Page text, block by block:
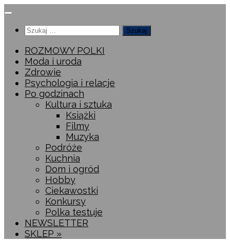
Przeskocz
treściSzukaj:
ROZMOWY POLKI
Moda i uroda
Zdrowie
Psychologia i relacje
Po godzinach
Kultura i sztuka
Książki
Filmy
Muzyka
Podróże
Kuchnia
Dom i ogród
Hobby
Ciekawostki
Konkursy
Polka testuje
NEWSLETTER
SKLEP »